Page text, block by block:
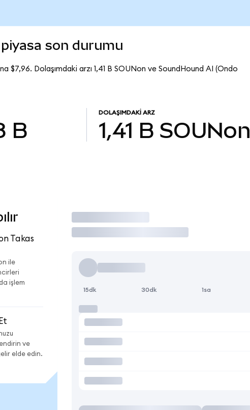
son durumu
$7,96. Dolaşımdaki arzı 1,41 B SOUNon ve SoundHound AI (Ondo
B
DOLAŞIMDAKI ARZ
1,41 B SOUNon
Takas
ile
işlem
ve
elde edin.
İşlem Yap
15dk 30dk 1sa